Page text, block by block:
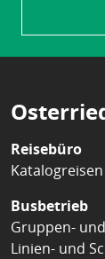
Reisebüro
Katalogreisen
Busbetrieb
Gruppen-
Linien- und